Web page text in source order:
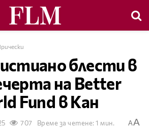
блести в
на Better
Fund в Кан
707 Време за четене: 1 мин. AA